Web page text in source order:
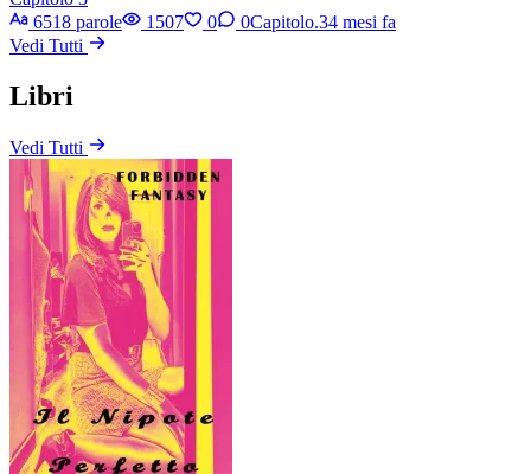
6518 parole
1507 0 0Capitolo.34 mesi fa
Vedi Tutti
Libri
Vedi Tutti